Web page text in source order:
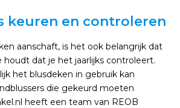
keuren en controleren
aanschaft, is het ook belangrijk dat
dat je het jaarlijks controleert.
het blusdeken in gebruik kan
die gekeurd moeten
heeft een team van REOB